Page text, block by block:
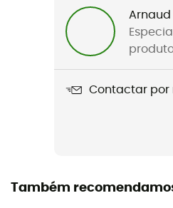
Corte
Arnaud
Contactar por
Também